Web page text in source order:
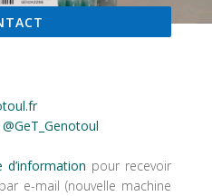
@GeT_Genotoul
d’information pour recevoir
e-mail (nouvelle machine